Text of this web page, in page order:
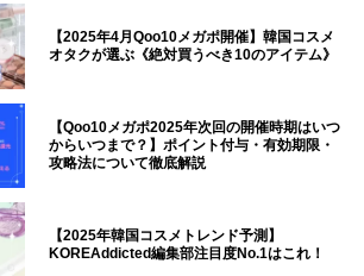
【2025年4月Qoo10メガポ開催】韓国コスメ
オタクが選ぶ《絶対買うべき10のアイテム》
【Qoo10メガポ2025年次回の開催時期はいつ
からいつまで？】ポイント付与・有効期限・
攻略法について徹底解説
【2025年韓国コスメトレンド予測】
KOREAddicted編集部注目度No.1はこれ！